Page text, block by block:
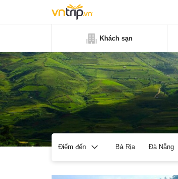
Khách sạn
Điểm đến Bà Rịa Đà Nẵng